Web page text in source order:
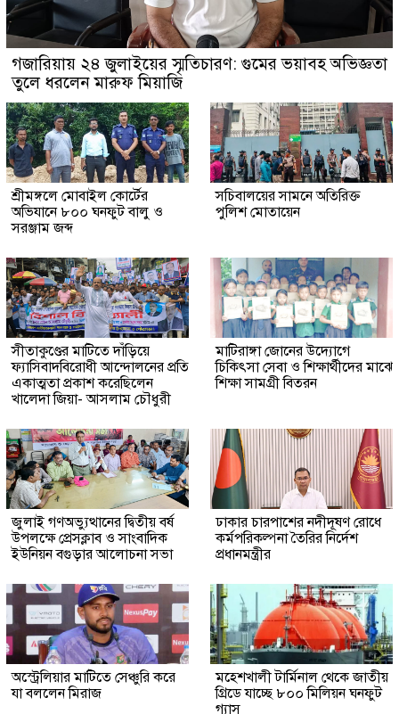
গজারিয়ায় ২৪ জুলাইয়ের স্মৃতিচারণ: গুমের ভয়াবহ অভিজ্ঞতা
তুলে ধরলেন মারুফ মিয়াজি
শ্রীমঙ্গলে মোবাইল কোর্টের
অভিযানে ৮০০ ঘনফুট বালু ও
সরঞ্জাম জব্দ
সচিবালয়ের সামনে অতিরিক্ত
পুলিশ মোতায়েন
সীতাকুণ্ডের মাটিতে দাঁড়িয়ে
ফ্যাসিবাদবিরোধী আন্দোলনের প্রতি
একাত্মতা প্রকাশ করেছিলেন
খালেদা জিয়া- আসলাম চৌধুরী
মাটিরাঙ্গা জোনের উদ্যোগে
চিকিৎসা সেবা ও শিক্ষার্থীদের মাঝে
শিক্ষা সামগ্রী বিতরন
জুলাই গণঅভ্যুত্থানের দ্বিতীয় বর্ষ
উপলক্ষে প্রেসক্লাব ও সাংবাদিক
ইউনিয়ন বগুড়ার আলোচনা সভা
ঢাকার চারপাশের নদীদূষণ রোধে
কর্মপরিকল্পনা তৈরির নির্দেশ
প্রধানমন্ত্রীর
অস্ট্রেলিয়ার মাটিতে সেঞ্চুরি করে
যা বললেন মিরাজ
মহেশখালী টার্মিনাল থেকে জাতীয়
গ্রিডে যাচ্ছে ৮০০ মিলিয়ন ঘনফুট
গ্যাস